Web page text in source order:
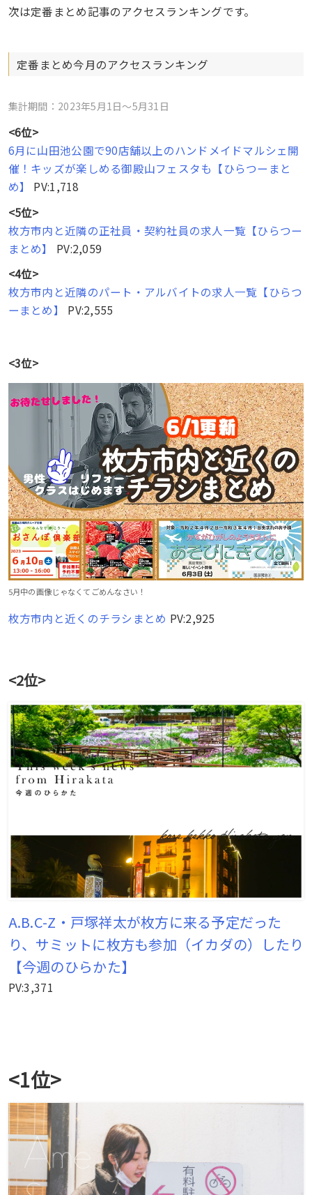
次は定番まとめ記事のアクセスランキングです。
定番まとめ今月のアクセスランキング
集計期間：2023年5月1日〜5月31日
<6位>
6月に山田池公園で90店舗以上のハンドメイドマルシェ開
催！キッズが楽しめる御殿山フェスタも【ひらつーまと
め】
PV:1,718
<5位>
枚方市内と近隣の正社員・契約社員の求人一覧【ひらつー
まとめ】
PV:2,059
<4位>
枚方市内と近隣のパート・アルバイトの求人一覧【ひらつ
ーまとめ】
PV:2,555
<3位>
5月中の画像じゃなくてごめんなさい！
枚方市内と近くのチラシまとめ PV:2,925
<2位>
A.B.C-Z・戸塚祥太が枚方に来る予定だった
り、サミットに枚方も参加（イカダの）したり
【今週のひらかた】
PV:3,371
<1位>